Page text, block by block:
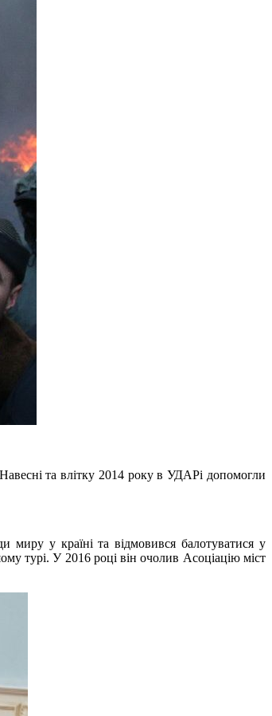
та влітку 2014 року в УДАРі допомогли
у країні та відмовився балотуватися у
турі. У 2016 році він очолив Асоціацію міст